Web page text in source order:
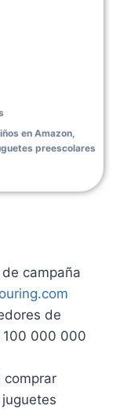
en Amazon,
preescolares
campaña
de
100 000 000
comprar